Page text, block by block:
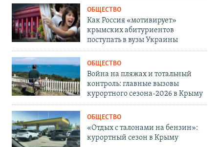
ОБЩЕСТВО
Как Россия «мотивирует»
крымских абитуриентов
поступать в вузы Украины
ОБЩЕСТВО
Война на пляжах и тотальный
контроль: главные вызовы
курортного сезона-2026 в Крыму
ОБЩЕСТВО
«Отдых с талонами на бензин»:
курортный сезон в Крыму